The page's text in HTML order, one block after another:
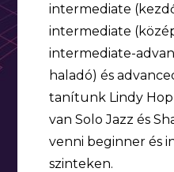
intermediate
intermediate
intermediate-
haladó) és
tanítunk Lindy
van Solo Jazz és
venni beginner és
szinteken.